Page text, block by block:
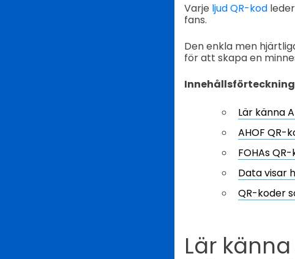
Varje ljud QR-kodleder
fans.
Den enkla men
för att skapa en
Innehållsförteckning
Lär känna
AHOF QR-
FOHAs
Data visar
QR-koder
Lär